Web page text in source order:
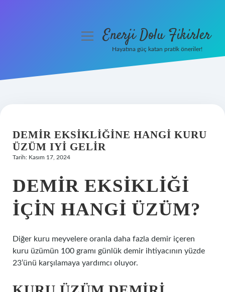
Hakkımızda
menüyüEnerji Dolu Fikirler
Hayatına güç katan pratik öneriler!
DEMIR EKSIKLIĞINE HANGI KURU
ÜZÜM IYI GELIR
Tarih: Kasım 17, 2024
DEMIR EKSIKLIĞI
IÇIN HANGI ÜZÜM?
Diğer kuru meyvelere oranla daha fazla demir içeren
kuru üzümün 100 gramı günlük demir ihtiyacının yüzde
23’ünü karşılamaya yardımcı oluyor.